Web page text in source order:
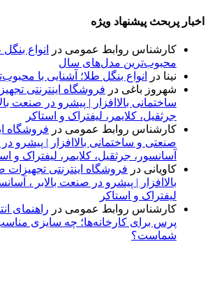
اخبار پربحث پیشنهاد ویژه
کارشناس روابط عمومی در
انواع
محبوب‌ترین مدل‌های سال
نینا در
انواع بنگل طلا؛ آشنایی با
شهروز باغی در فروشگاه اینترنتی
ساختمانی بالاافزار | پیشرو در صنعت
جرثقیل، کلایمر، لیفتراک و استاکر
کارشناس روابط عمومی در فروشگاه
صنعتی و ساختمانی بالاافزار | پیشرو در
آسانسور، جرثقیل، کلایمر، لیفتراک و
کاویانی در فروشگاه اینترنتی
بالاافزار | پیشرو در صنعت بالابر ،
لیفتراک و استاکر
کارشناس روابط عمومی در راهنمای
پرس برای کارخانه‌ها؛ چه سایزی
شماست؟